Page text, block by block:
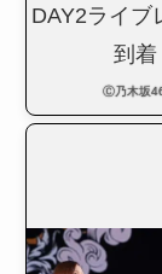
Ⓒ乃木坂